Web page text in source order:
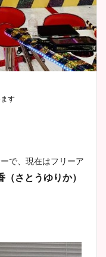
す
で、現在はフリーア
（さとうゆりか）